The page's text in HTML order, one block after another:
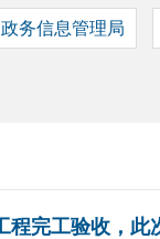
务信息管理局
完工验收，此